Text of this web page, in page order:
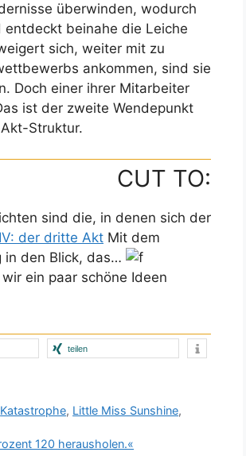
überwinden, wodurch
beinahe die Leiche
sich, weiter mit zu
ankommen, sind sie
Doch einer ihrer Mitarbeiter
ist der zweite Wendepunkt
Struktur.
CUT TO:
sind die, in denen sich der
der dritte Akt Mit dem
in den Blick, das…
ein paar schöne Ideen
teilen
Katastrophe, Little Miss Sunshine,
120 herausholen.«